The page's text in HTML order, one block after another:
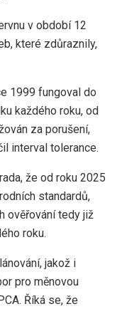
v období 12
které zdůraznily,
1999 fungoval do
každého roku, od
za porušení,
interval tolerance.
že od roku 2025
standardů,
ověřování tedy již
roku.
jakož i
pro měnovou
Říká se, že